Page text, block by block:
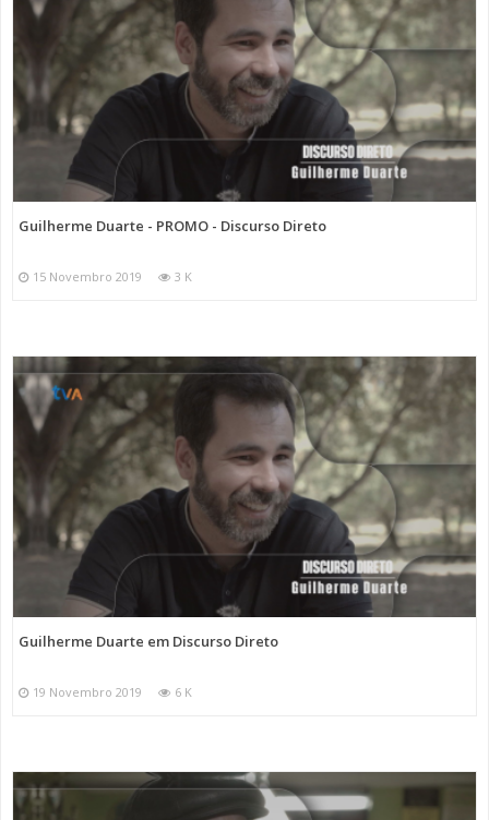
Guilherme Duarte - PROMO - Discurso Direto
15 Novembro 2019 3 K
Guilherme Duarte em Discurso Direto
19 Novembro 2019 6 K